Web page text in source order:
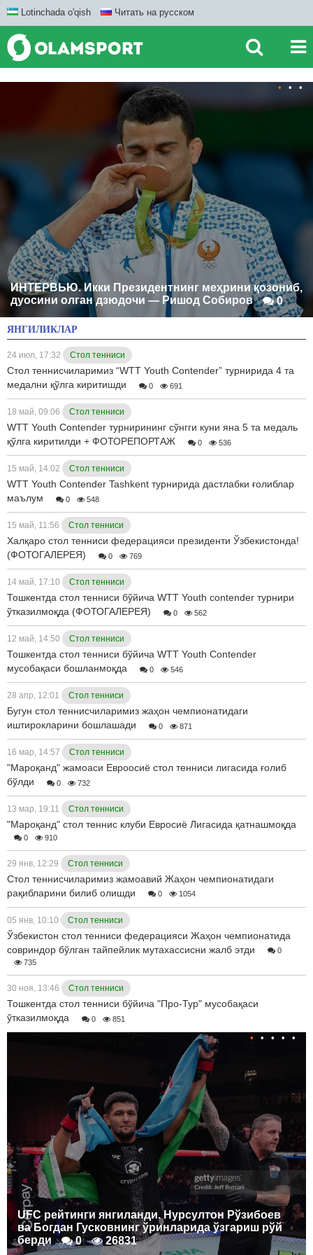
Lotinchada o'qish Читать на русском
ИНТЕРВЬЮ. Икки Президентнинг меҳрини қозониб,
дуосини олган дзюдочи — Ришод Собиров
0
• • •
ЯНГИЛИКЛАР
24 июл, 17:32 Стол тенниси
Стол теннисчиларимиз “WTT Youth Contender” турнирида 4 та
медални қўлга киритишди
0 691
18 май, 09:06 Стол тенниси
WTT Youth Сontender турнирининг сўнгги куни яна 5 та медаль
қўлга киритилди + ФОТОРЕПОРТАЖ
0 536
15 май, 14:02 Стол тенниси
WTT Youth Contender Tashkent турнирида дастлабки ғолиблар
маълум
0 548
15 май, 11:56 Стол тенниси
Халқаро стол тенниси федерацияси президенти Ўзбекистонда!
(ФОТОГАЛЕРЕЯ)
0 769
14 май, 17:10 Стол тенниси
Тошкентда стол тенниси бўйича WTT Youth contender турнири
ўтказилмоқда (ФОТОГАЛЕРЕЯ)
0 562
12 май, 14:50 Стол тенниси
Тошкентда стол тенниси бўйича WTT Youth Contender
мусобақаси бошланмоқда
0 546
28 апр, 12:01 Стол тенниси
Бугун стол теннисчиларимиз жаҳон чемпионатидаги
иштирокларини бошлашади
0 871
16 мар, 14:57 Стол тенниси
"Мароқанд" жамоаси Евроосиё стол тенниси лигасида ғолиб
бўлди
0 732
13 мар, 19:11 Стол тенниси
"Мароқанд" стол теннис клуби Евросиё Лигасида қатнашмоқда
0 910
29 янв, 12:29 Стол тенниси
Стол теннисчиларимиз жамоавий Жаҳон чемпионатидаги
рақибларини билиб олишди
0 1054
05 янв, 10:10 Стол тенниси
Ўзбекистон стол тенниси федерацияси Жаҳон чемпионатида
совриндор бўлган тайпейлик мутахассисни жалб этди
0
735
30 ноя, 13:46 Стол тенниси
Тошкентда стол тенниси бўйича "Про-Тур" мусобақаси
ўтказилмоқда
0 851
UFC рейтинги янгиланди. Нурсултон Рўзибоев
ва Богдан Гусковнинг ўринларида ўзгариш рўй
берди
0 26831
• • • • •